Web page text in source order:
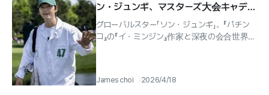
ン・ジュンギ、マスターズ大会キャディ
に続きイ・ミンジン作家と対談「グロー
バルな歩み」
グローバルスター「ソン・ジュンギ」、『パチン
コ』の『イ・ミンジン』作家と深夜の会合世界的
James choi 2026/4/18